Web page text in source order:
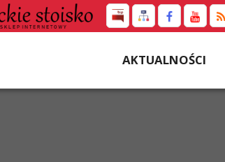
AKTUALNOŚCI